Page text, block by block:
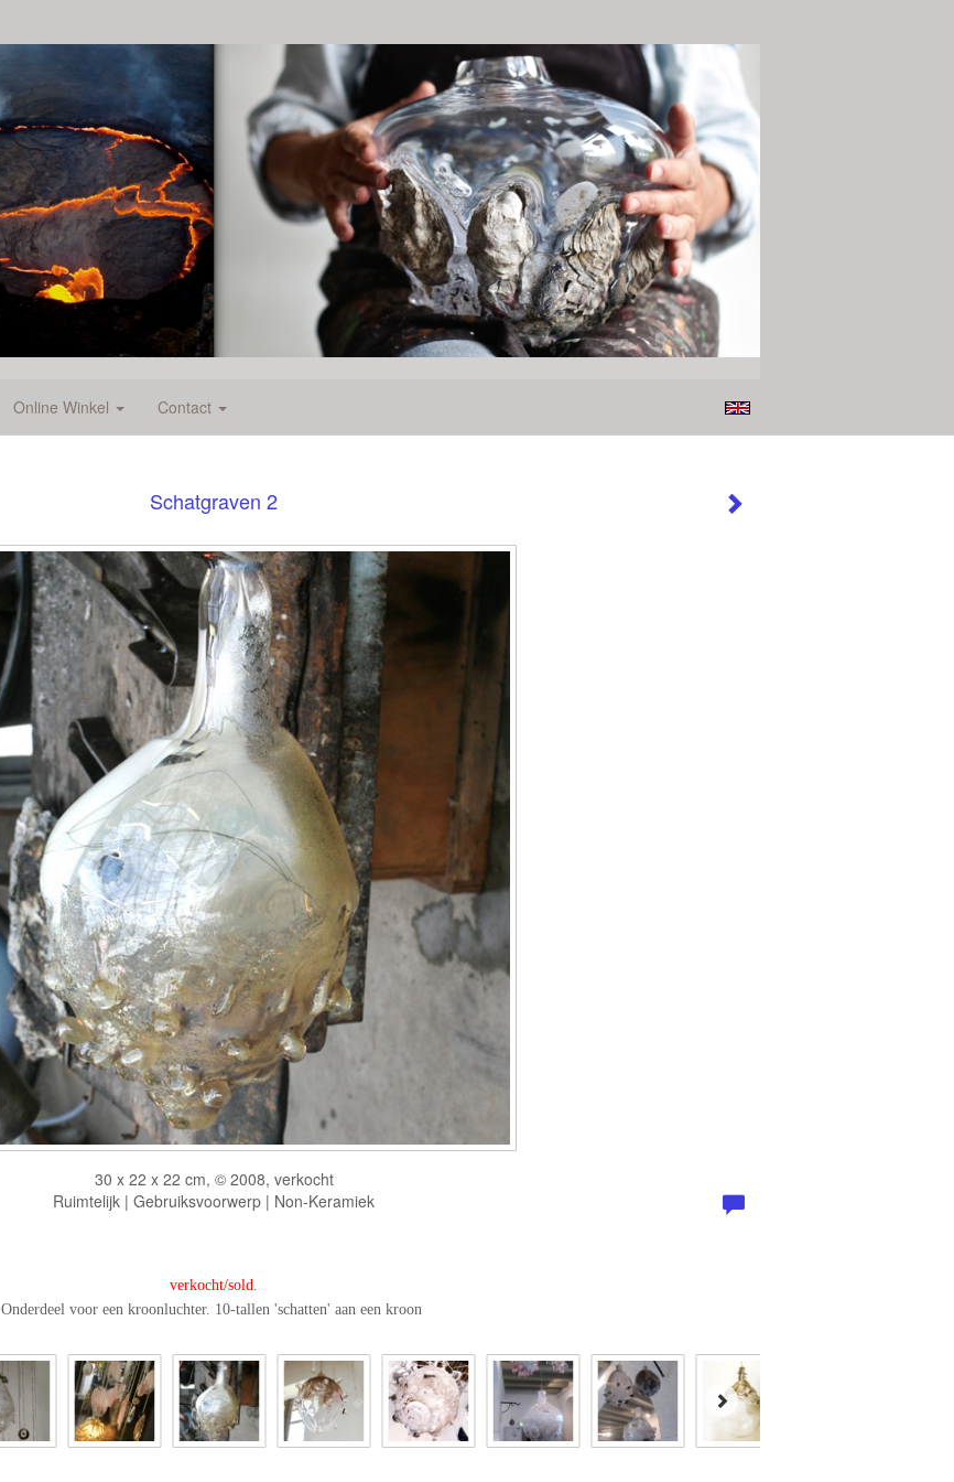
Online Winkel Contact
Schatgraven 2
30 x 22 x 22 cm, © 2008, verkocht
Ruimtelijk | Gebruiksvoorwerp | Non-Keramiek
verkocht/sold
Onderdeel voor een kroonluchter. 10-tallen 'schatten' aan een kroon